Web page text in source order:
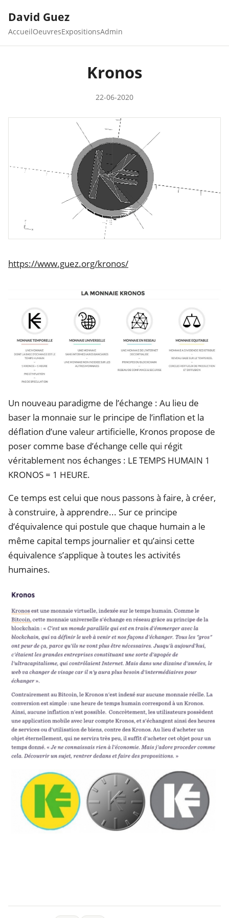
David Guez
AccueilOeuvresExpositionsAdmin
Kronos
22-06-2020
https://www.guez.org/kronos/
Un nouveau paradigme de l’échange : Au lieu de
baser la monnaie sur le principe de l’inflation et la
déflation d’une valeur artificielle, Kronos propose de
poser comme base d’échange celle qui régit
véritablement nos échanges : LE TEMPS HUMAIN 1
KRONOS = 1 HEURE.
Ce temps est celui que nous passons à faire, à créer,
à construire, à apprendre... Sur ce principe
d’équivalence qui postule que chaque humain a le
même capital temps journalier et qu’ainsi cette
équivalence s’applique à toutes les activités
humaines.